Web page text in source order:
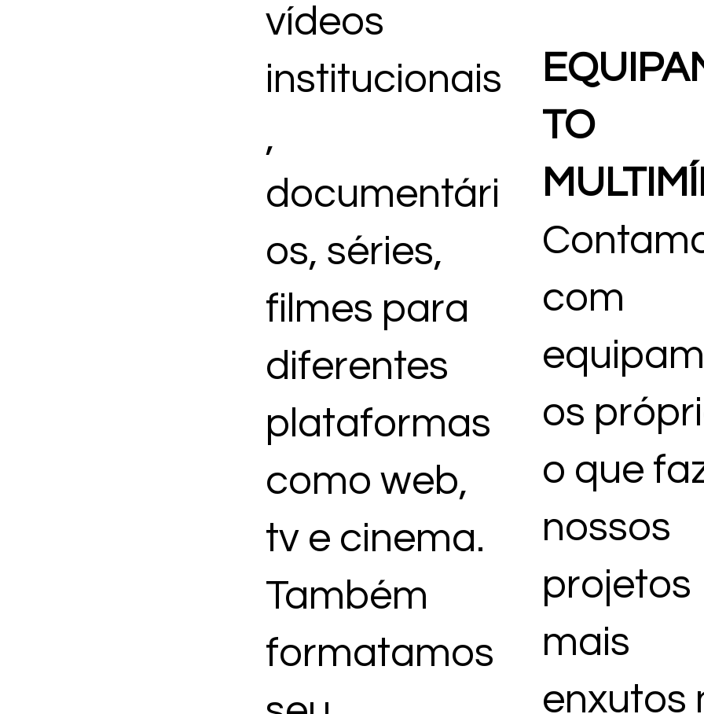
vídeos
institucionais
,
documentári
os, séries,
filmes para
diferentes
plataformas
como web,
tv e cinema.
Também
formatamos
TO
com
os
o que
nossos
projetos
mais
enxutos